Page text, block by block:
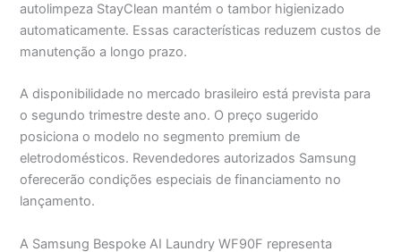
autolimpeza StayClean mantém o tambor higienizado
automaticamente. Essas características reduzem custos de
manutenção a longo prazo.
A disponibilidade no mercado brasileiro está prevista para
o segundo trimestre deste ano. O preço sugerido
posiciona o modelo no segmento premium de
eletrodomésticos. Revendedores autorizados Samsung
oferecerão condições especiais de financiamento no
lançamento.
A Samsung Bespoke AI Laundry WF90F representa